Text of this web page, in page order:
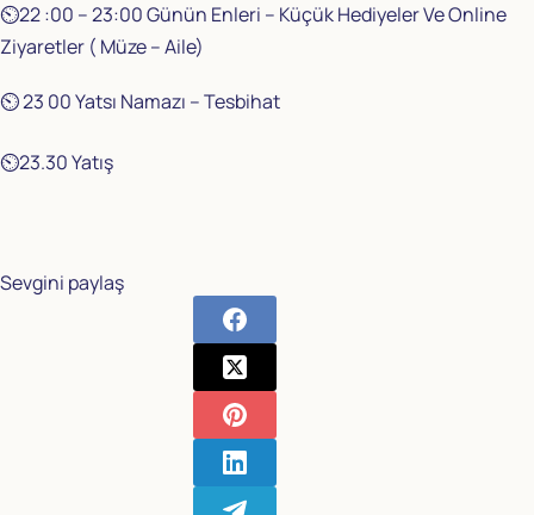
⏲️22 :00 – 23:00 Günün Enleri – Küçük Hediyeler Ve Online
Ziyaretler ( Müze – Aile)
⏲️ 23 00 Yatsı Namazı – Tesbihat
⏲️23.30 Yatış
Sevgini paylaş